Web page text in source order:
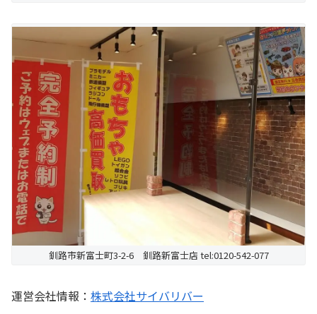
釧路市新富士町3-2-6 釧路新富士店 tel:0120-542-077
運営会社情報： 株式会社サイバリバー